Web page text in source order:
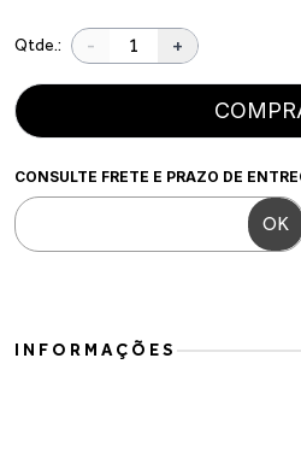
Qtde.: - +
CONSULTE FRETE E PRAZO DE
INFORMAÇÕES